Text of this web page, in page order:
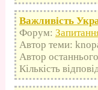
Важливість
Форум:
Автор теми:
Автор
Кількість